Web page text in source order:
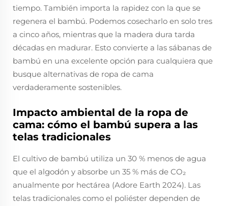
tiempo. También importa la rapidez con la que se
regenera el bambú. Podemos cosecharlo en solo tres
a cinco años, mientras que la madera dura tarda
décadas en madurar. Esto convierte a las sábanas de
bambú en una excelente opción para cualquiera que
busque alternativas de ropa de cama
verdaderamente sostenibles.
Impacto ambiental de la ropa de
cama: cómo el bambú supera a las
telas tradicionales
El cultivo de bambú utiliza un 30 % menos de agua
que el algodón y absorbe un 35 % más de CO₂
anualmente por hectárea (Adore Earth 2024). Las
telas tradicionales como el poliéster dependen de